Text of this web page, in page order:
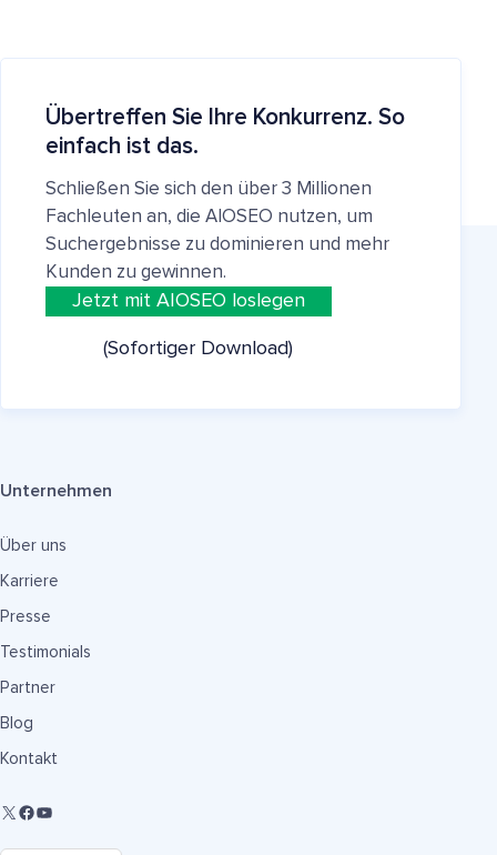
Übertreffen Sie Ihre Konkurrenz. So
einfach ist das.
Schließen Sie sich den über 3 Millionen
Fachleuten an, die AIOSEO nutzen, um
Suchergebnisse zu dominieren und mehr
Kunden zu gewinnen.
Jetzt mit AIOSEO loslegen
(Sofortiger Download)
Unternehmen
Über uns
Karriere
Presse
Testimonials
Partner
Blog
Kontakt